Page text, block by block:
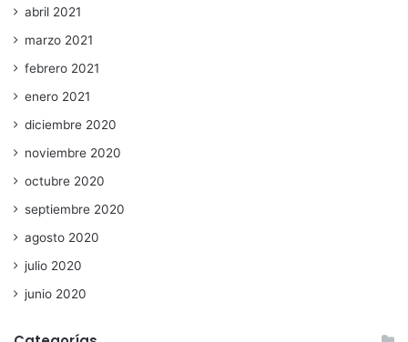
abril 2021
marzo 2021
febrero 2021
enero 2021
diciembre 2020
noviembre 2020
octubre 2020
septiembre 2020
agosto 2020
julio 2020
junio 2020